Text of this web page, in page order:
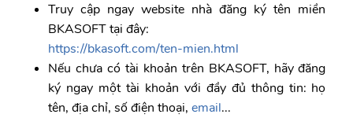
Truy cập ngay website nhà đăng ký tên miền
BKASOFT tại đây:
https://bkasoft.com/ten-mien.html
Nếu chưa có tài khoản trên BKASOFT, hãy đăng
ký ngay một tài khoản với đầy đủ thông tin: họ
tên, địa chỉ, số điện thoại,email...